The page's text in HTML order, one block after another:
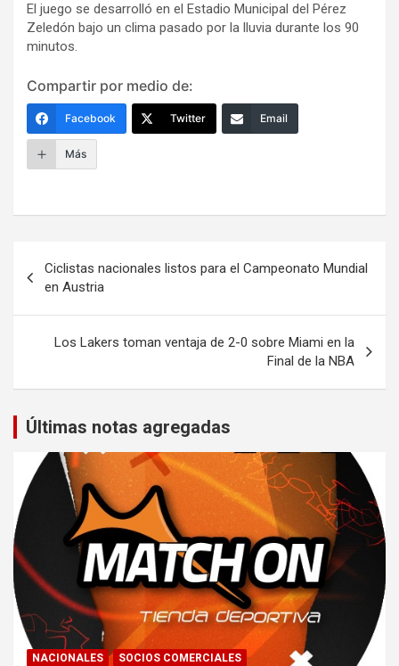
El juego se desarrolló en el Estadio Municipal del Pérez
Zeledón bajo un clima pasado por la lluvia durante los 90
minutos.
Compartir por medio de:
Facebook Twitter Email
Más
de
entradas
Ciclistas nacionales listos para el Campeonato Mundial
en Austria
Los Lakers toman ventaja de 2-0 sobre Miami en la
Final de la NBA
Últimas notas agregadas
NACIONALES SOCIOS COMERCIALES